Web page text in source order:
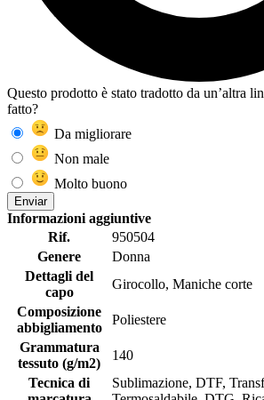
Questo prodotto è stato tradotto da un’altra
fatto?
Da migliorare
Non male
Molto buono
Enviar
Informazioni aggiuntive
Rif.
950504
Genere
Donna
Dettagli del
capo
Girocollo, Maniche corte
Composizione
abbigliamento
Poliestere
Grammatura
tessuto (g/m2)
140
Tecnica di
Sublimazione, DTF,